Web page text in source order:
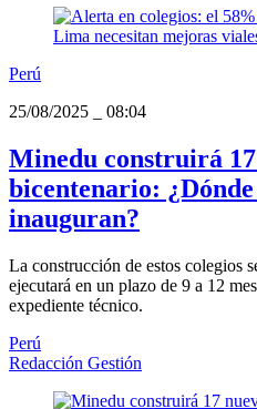
Perú
25/08/2025
08:04
Minedu construirá 17
bicentenario:
inauguran?
La construcción de estos colegios
ejecutará en un plazo de 9 a 12
expediente técnico.
Perú
Redacción Gestión